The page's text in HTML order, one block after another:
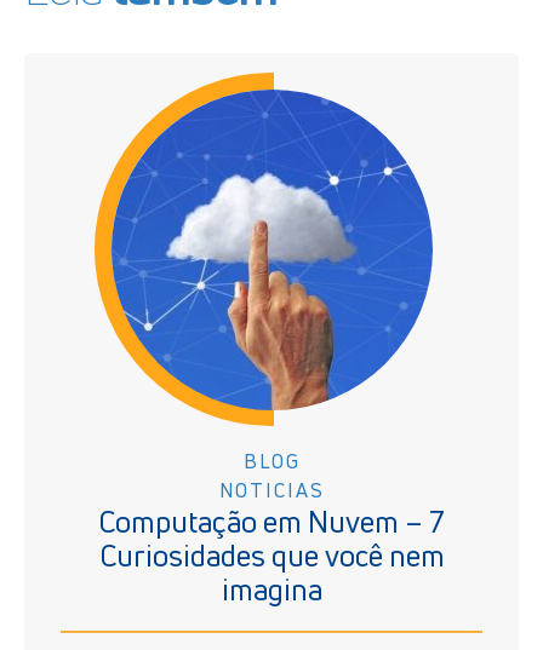
BLOG
NOTICIAS
Computação em Nuvem – 7
Curiosidades que você nem
imagina